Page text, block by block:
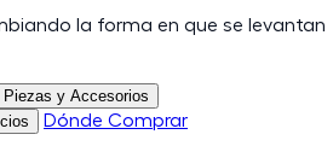
la forma en que se levantan
Piezas y Accesorios
Dónde Comprar